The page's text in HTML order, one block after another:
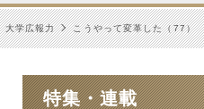
学広報力 こうやって変革した（77
特集・連載